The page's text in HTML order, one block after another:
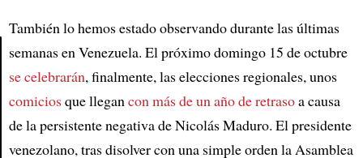
Article
También lo hemos estado observando durante las últimas
semanas en Venezuela. El próximo domingo 15 de octubre
se celebrarán, finalmente, las elecciones regionales, unos
comiciosque llegancon más de un año de retrasoa causa
de la persistente negativa de Nicolás Maduro. El presidente
venezolano, tras disolver con una simple orden la Asamblea